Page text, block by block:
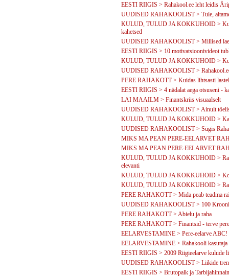
EESTI RIIGIS > Rahakool.ee leht leidis
UUDISED RAHAKOOLIST > Tule,
KULUD, TULUD JA KOKKUHOID >
kahetsed
UUDISED RAHAKOOLIST > Millised
EESTI RIIGIS > 10 motivatsioonivideot
KULUD, TULUD JA KOKKUHOID >
UUDISED RAHAKOOLIST >
PERE RAHAKOTT > Kuidas lihtsasti
EESTI RIIGIS > 4 nädalat aega otsuseni -
LAI MAAILM > Finantskriis visuaalselt
UUDISED RAHAKOOLIST > Ainult
KULUD, TULUD JA KOKKUHOID >
UUDISED RAHAKOOLIST > Sügis
MIKS MA PEAN PERE-EELARVET
MIKS MA PEAN PERE-EELARVET
KULUD, TULUD JA KOKKUHOID >
elevanti
KULUD, TULUD JA KOKKUHOID >
KULUD, TULUD JA KOKKUHOID >
PERE RAHAKOTT > Mida peab teadma
UUDISED RAHAKOOLIST > 100 Krooni
PERE RAHAKOTT > Abielu ja raha
PERE RAHAKOTT > Finantsid - terve
EELARVESTAMINE > Pere-eelarve ABC!
EELARVESTAMINE > Rahakooli kasutaja
EESTI RIIGIS > 2009 Riigieelarve kulude
UUDISED RAHAKOOLIST > Liikide
EESTI RIIGIS > Brutopalk ja